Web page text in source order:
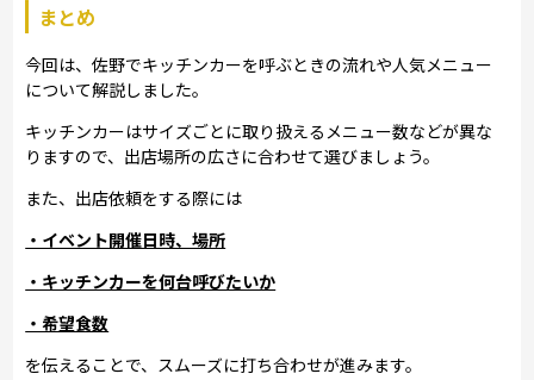
まとめ
今回は、佐野でキッチンカーを呼ぶときの流れや人気メニュー
について解説しました。
キッチンカーはサイズごとに取り扱えるメニュー数などが異な
りますので、出店場所の広さに合わせて選びましょう。
また、出店依頼をする際には
・イベント開催日時、場所
・キッチンカーを何台呼びたいか
・希望食数
を伝えることで、スムーズに打ち合わせが進みます。